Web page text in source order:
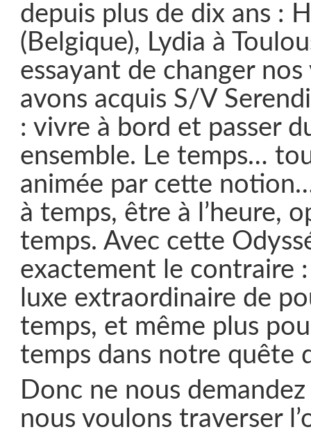
depuis plus de dix ans :
(Belgique), Lydia à
essayant de changer nos
avons acquis S/V
: vivre à bord et passer
ensemble. Le temps…
animée par cette
à temps, être à l’heure,
temps. Avec cette
exactement le contraire
luxe extraordinaire de
temps, et même plus
temps dans notre quête
Donc ne nous
nous voulons traverser